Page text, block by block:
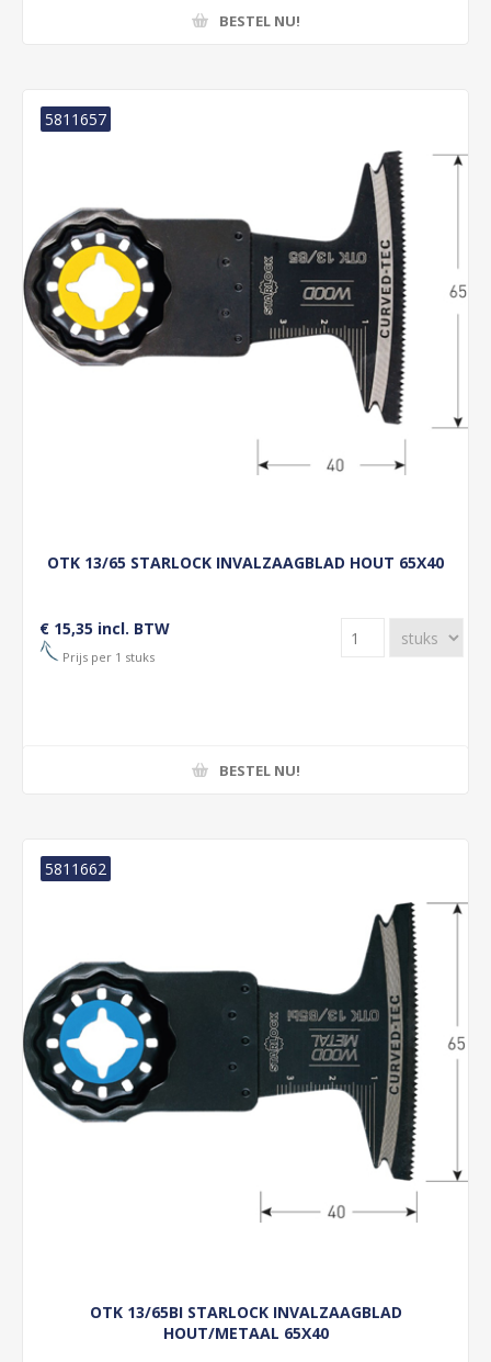
BESTEL NU!
OTK 13/65 STARLOCK INVALZAAGBLAD HOUT 65X40
5811657
€ 15,35 incl. BTW
Prijs per 1 stuks
BESTEL NU!
OTK 13/65BI STARLOCK INVALZAAGBLAD
HOUT/METAAL 65X40
5811662